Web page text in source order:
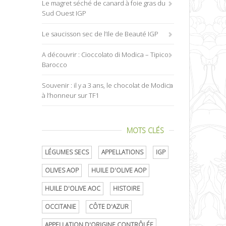
Le magret séché de canard à foie gras du
Sud Ouest IGP
Le saucisson sec de l’Ile de Beauté IGP
A découvrir : Cioccolato di Modica – Tipico
Barocco
Souvenir : il y a 3 ans, le chocolat de Modica
à l’honneur sur TF1
MOTS CLÉS
LÉGUMES SECS APPELLATIONS IGP
OLIVES AOP HUILE D'OLIVE AOP
HUILE D'OLIVE AOC HISTOIRE
OCCITANIE CÔTE D'AZUR